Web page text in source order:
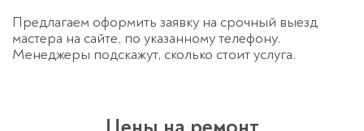
Предлагаем оформить заявку на срочный выезд
мастера на сайте, по указанному телефону.
Менеджеры подскажут, сколько стоит услуга.